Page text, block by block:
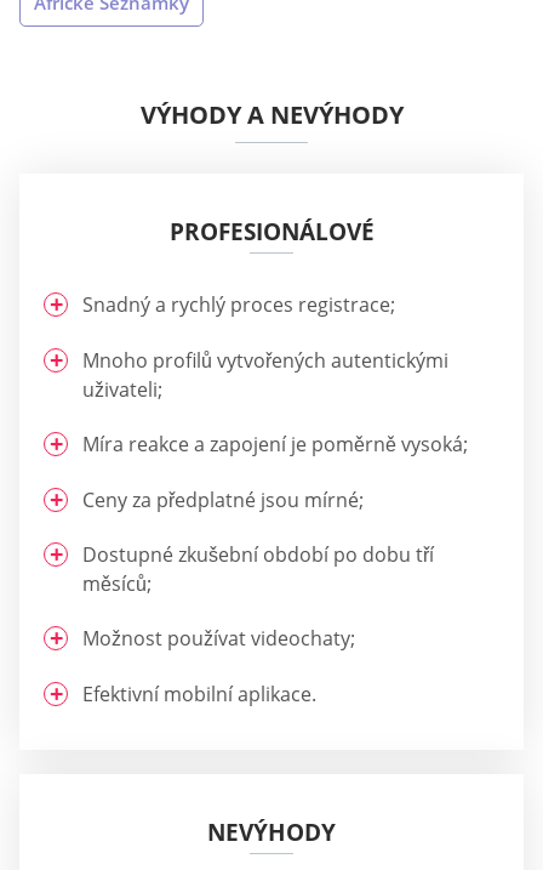
VÝHODY A NEVÝHODY
PROFESIONÁLOVÉ
Snadný a rychlý proces registrace;
Mnoho profilů vytvořených autentickými
uživateli;
Míra reakce a zapojení je poměrně vysoká;
Ceny za předplatné jsou mírné;
Dostupné zkušební období po dobu tří
měsíců;
Možnost používat videochaty;
Efektivní mobilní aplikace.
NEVÝHODY